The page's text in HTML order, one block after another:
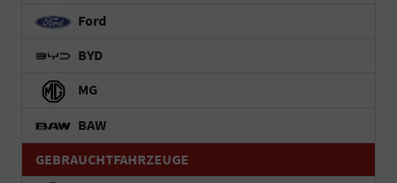
Ford
BYD
MG
BAW
GEBRAUCHTFAHRZEUGE